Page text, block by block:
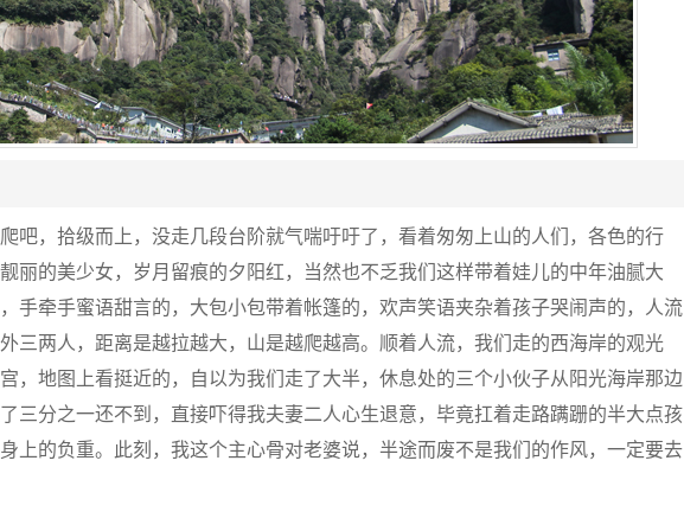
吧，拾级而上，没走几段台阶就气喘吁吁了，看着匆匆上山的人们，各色的行
丽的美少女，岁月留痕的夕阳红，当然也不乏我们这样带着娃儿的中年油腻大
手牵手蜜语甜言的，大包小包带着帐篷的，欢声笑语夹杂着孩子哭闹声的，人流
三两人，距离是越拉越大，山是越爬越高。顺着人流，我们走的西海岸的观光
，地图上看挺近的，自以为我们走了大半，休息处的三个小伙子从阳光海岸那边
三分之一还不到，直接吓得我夫妻二人心生退意，毕竟扛着走路蹒跚的半大点孩
上的负重。此刻，我这个主心骨对老婆说，半途而废不是我们的作风，一定要去